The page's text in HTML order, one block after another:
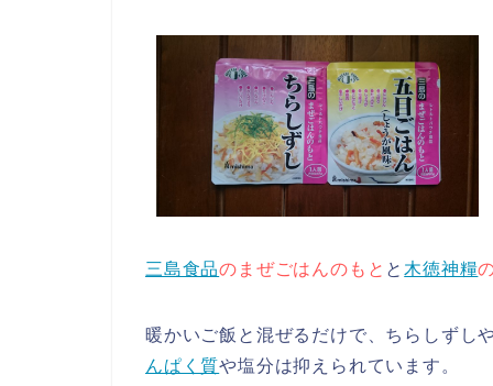
三島食品のまぜごはんのもと と 木徳神糧
暖かいご飯と混ぜるだけで、ちらしずし
んぱく質や塩分は抑えられています。